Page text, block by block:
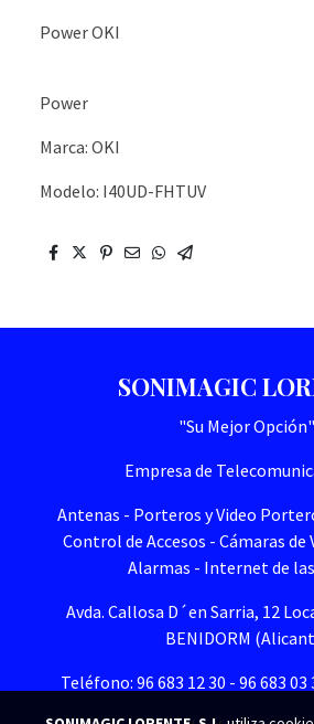
Power OKI
Power
Marca: OKI
Modelo: I40UD-FHTUV
SONIMAGIC
"Su Mejor Opción"
Empresa de
Antenas - Porteros y Video
Control de Accesos - Cámaras de
Alarmas - Internet de las
Avda. Callosa D´en Sarria, 12
BENIDORM
Teléfono: 96 683 12 30 - 96 683 03